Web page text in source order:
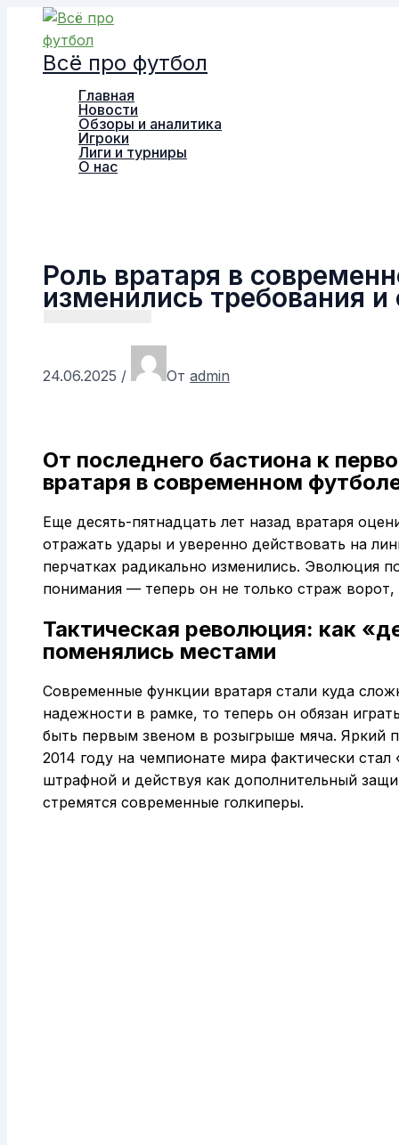
Перейти
содержимому
Всё про футбол
Главная
Новости
Обзоры и аналитика
Игроки
Лиги и турниры
О нас
Роль вратаря в
изменились требования
24.06.2025 / От admin
От последнего бастиона к
вратаря в современном
Еще десять-пятнадцать лет назад вратаря
отражать удары и уверенно действовать на
перчатках радикально изменились. Эволюция
понимания — теперь он не только страж
Тактическая революция: как
поменялись местами
Современные функции вратаря стали куда
надежности в рамке, то теперь он обязан
быть первым звеном в розыгрыше мяча.
2014 году на чемпионате мира фактически
штрафной и действуя как дополнительный
стремятся современные голкиперы.